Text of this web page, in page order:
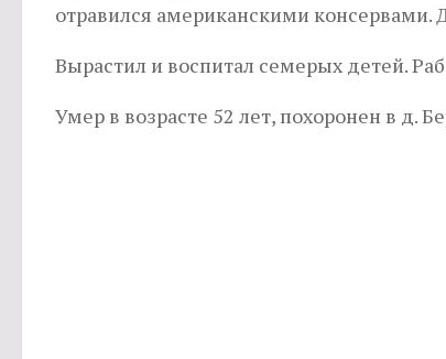
отравился американскими консервами.
Вырастил и воспитал семерых детей.
Умер в возрасте 52 лет, похоронен в д.